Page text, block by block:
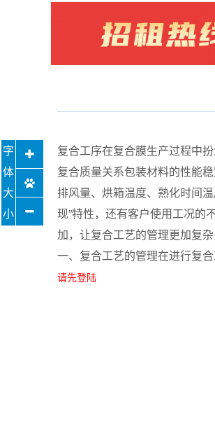
复合工序在复合膜生产过程中
复合质量关系包装材料的性能
排风量、烘箱温度、熟化时间
现”特性，还有客户使用工况的
加，让复合工艺的管理更加复
一、复合工艺的管理在进行复
请先登陆